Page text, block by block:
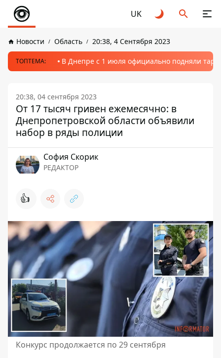
UK
Новости Область 20:38, 4 Сентября 2023
ТОПТЕМА: В Днепре с 1 июля официально подняли
20:38, 04 сентября 2023
От 17 тысяч гривен ежемесячно: в
Днепропетровской области объявили
набор в ряды полиции
София Скорик
РЕДАКТОР
👍
Конкурс продолжается по 29 сентября